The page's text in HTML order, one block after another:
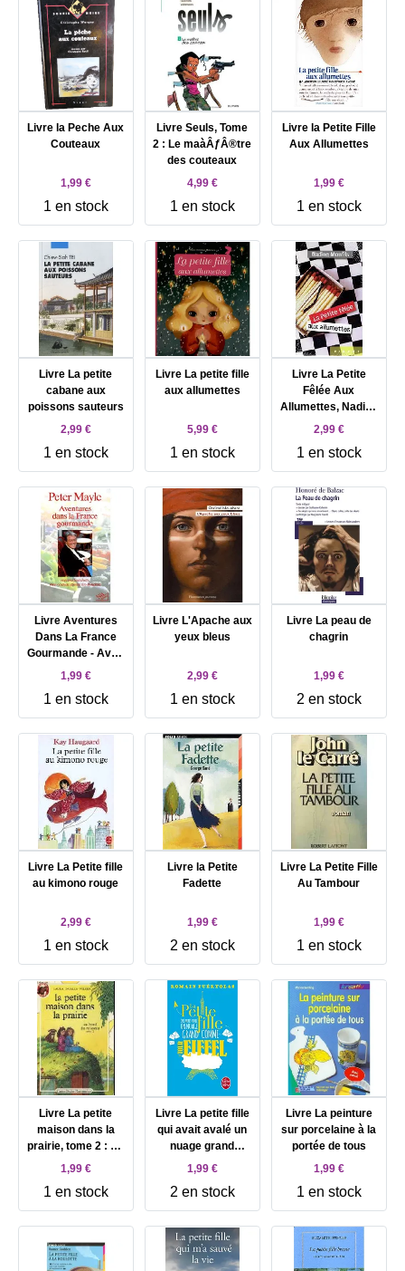
Livre la Peche Aux
Couteaux
1,99 €
1 en stock
Livre Seuls, Tome
2 : Le maàÂƒÂ®tre
des couteaux
4,99 €
1 en stock
Livre la Petite Fille
Aux Allumettes
1,99 €
1 en stock
Livre La petite
cabane aux
poissons sauteurs
2,99 €
1 en stock
Livre La petite fille
aux allumettes
5,99 €
1 en stock
Livre La Petite
Fêlée Aux
Allumettes, Nadine
Monfils
2,99 €
1 en stock
Livre Aventures
Dans La France
Gourmande - Avec
Ma Fourchette,
Mon Tire-Bouchon
- Peter Mayle
1,99 €
1 en stock
Livre L'Apache aux
yeux bleus
2,99 €
1 en stock
Livre La peau de
chagrin
1,99 €
2 en stock
Livre La Petite fille
au kimono rouge
2,99 €
1 en stock
Livre la Petite
Fadette
1,99 €
2 en stock
Livre La Petite Fille
Au Tambour
1,99 €
1 en stock
Livre La petite
maison dans la
prairie, tome 2 : Au
bord du ruisseau
1,99 €
1 en stock
Livre La petite fille
qui avait avalé un
nuage grand
comme la tour
1,99 €
2 en stock
Livre La peinture
sur porcelaine à la
portée de tous
1,99 €
1 en stock